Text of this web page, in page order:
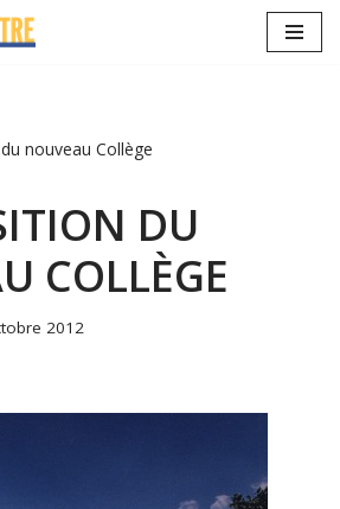
nouveau Collège
DU
COLLÈGE
2012